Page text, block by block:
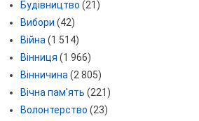
Будівництво (21)
Вибори (42)
Війна (1 514)
Вінниця (1 966)
Вінничина (2 805)
Вічна пам'ять (221)
Волонтерство (23)